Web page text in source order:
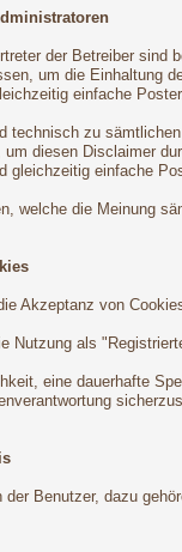
der Betreiber
um die Einhaltung
einfache
technisch zu
diesen Disclaimer
gleichzeitig einfache
welche die Meinung
Akzeptanz von
Nutzung als
eine dauerhafte
der Benutzer, dazu